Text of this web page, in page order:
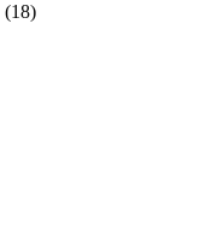
(18)